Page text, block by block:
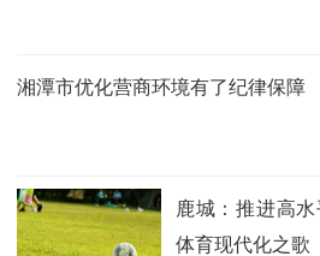
湘潭市优化营商环境有了纪律保障
鹿城：推进高
体育现代化之歌